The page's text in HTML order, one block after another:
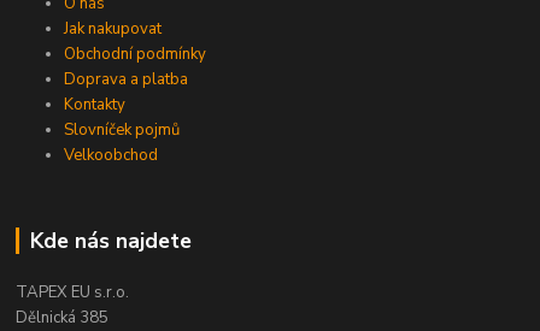
Jak nakupovat
Obchodní podmínky
Doprava a platba
Kontakty
Slovníček pojmů
Velkoobchod
Kde nás najdete
TAPEX EU s.r.o.
Dělnická 385